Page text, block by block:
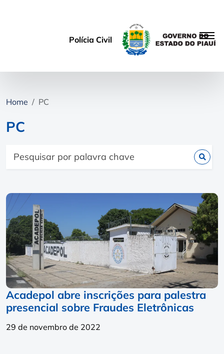
Polícia Civil
Home PC
PC
Acadepol abre inscrições para palestra
presencial sobre Fraudes Eletrônicas
29 de novembro de 2022